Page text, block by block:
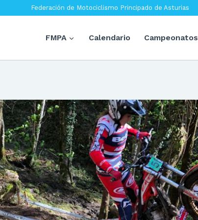
Federación de Motociclismo Principado de Asturias
FMPA Calendario Campeonatos